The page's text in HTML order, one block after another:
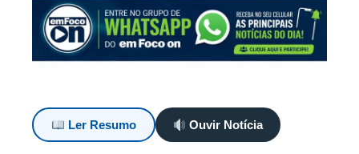
Ler Resumo Ouvir Notícia